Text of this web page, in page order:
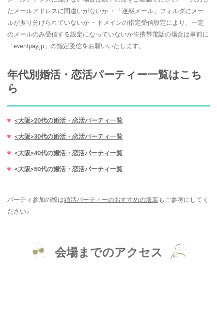
たメールアドレスに間違いがないか ・「迷惑メール」フォルダにメー
ルが振り分けられていないか ・ドメインの指定受信設定により、一定
のメールのみ受信する設定になっていないか※携帯電話の場合は事前に
「eventpay.jp」の指定受信をお願いいたします。
年代別婚活・恋活パーティー一覧はこち
ら
<大阪>20代の婚活・恋活パーティ一覧
<大阪>30代の婚活・恋活パーティ一覧
<大阪>40代の婚活・恋活パーティ一覧
<大阪>50代の婚活・恋活パーティ一覧
パーティ参加の際は婚活パーティーのおすすめの服装 もご参考にしてく
ださい♪
会場までのアクセス